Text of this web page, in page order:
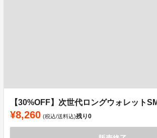
【30%OFF】次世代ロングウォレット
¥8,260 (税込/送料込)残り0